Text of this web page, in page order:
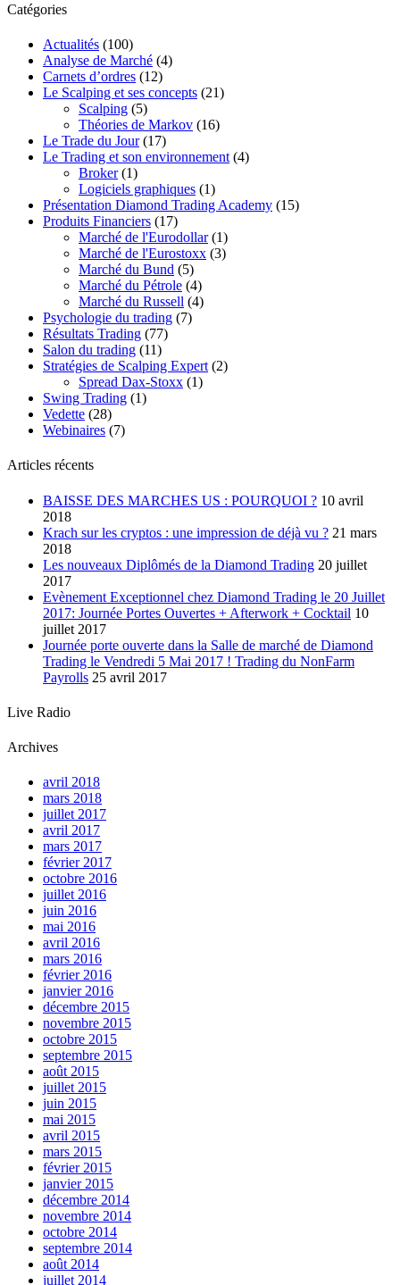
Catégories
Actualités (100)
Analyse de Marché (4)
Carnets d’ordres (12)
Le Scalping et ses concepts (21)
Scalping (5)
Théories de Markov (16)
Le Trade du Jour(17)
Le Trading et son environnement (4)
Broker(1)
Logiciels graphiques (1)
Présentation Diamond Trading Academy (15)
Produits Financiers (17)
Marché de l'Eurodollar(1)
Marché de l'Eurostoxx (3)
Marché du Bund (5)
Marché du Pétrole (4)
Marché du Russell (4)
Psychologie du trading (7)
Résultats Trading (77)
Salon du trading (11)
Stratégies de Scalping Expert (2)
Spread Dax-Stoxx (1)
Swing Trading (1)
Vedette (28)
Webinaires (7)
Articles récents
BAISSE DES MARCHES US : POURQUOI ? 10 avril
2018
Krach sur les cryptos : une impression de déjà vu ? 21 mars
2018
Les nouveaux Diplômés de la Diamond Trading 20 juillet
2017
Evènement Exceptionnel chez Diamond Trading le 20 Juillet
2017: Journée Portes Ouvertes + Afterwork + Cocktail 10
juillet 2017
Journée porte ouverte dans la Salle de marché de Diamond
Trading le Vendredi 5 Mai 2017 ! Trading du NonFarm
Payrolls 25 avril 2017
Live Radio
Archives
avril 2018
mars 2018
juillet 2017
avril 2017
mars 2017
février 2017
octobre 2016
juillet 2016
juin 2016
mai 2016
avril 2016
mars 2016
février 2016
janvier 2016
décembre 2015
novembre 2015
octobre 2015
septembre 2015
août 2015
juillet 2015
juin 2015
mai 2015
avril 2015
mars 2015
février 2015
janvier 2015
décembre 2014
novembre 2014
octobre 2014
septembre 2014
août 2014
juillet 2014